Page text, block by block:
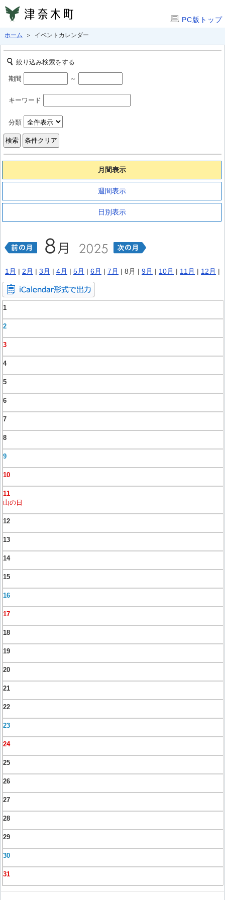
PC版トップ
ホーム ＞ イベントカレンダー
絞り込み検索をする
期間 ～
キーワード
分類
月間表示
週間表示
日別表示
1月 | 2月 | 3月 | 4月 | 5月 | 6月 | 7月 | 8月 | 9月 | 10月 | 11月 | 12月 |
1
2
3
4
5
6
7
8
9
10
11
山の日
12
13
14
15
16
17
18
19
20
21
22
23
24
25
26
27
28
29
30
31